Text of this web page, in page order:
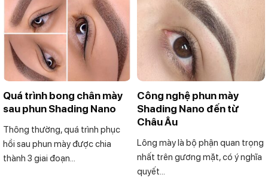
Quá trình bong chân mày
sau phun Shading Nano
Thông thường, quá trình phục
hồi sau phun mày được chia
thành 3 giai đoạn...
Công nghệ phun mày
Shading Nano đến từ
Châu Âu
Lông mày là bộ phận quan trọng
nhất trên gương mặt, có ý nghĩa
quyết...